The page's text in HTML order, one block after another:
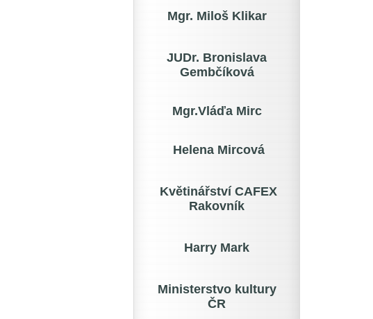
Mgr. Miloš Klikar
JUDr. Bronislava
Gembčíková
Mgr.Vláďa Mirc
Helena Mircová
Květinářství CAFEX
Rakovník
Harry Mark
Ministerstvo kultury
ČR